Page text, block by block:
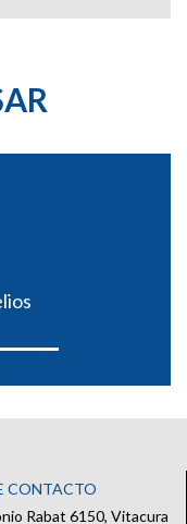
CONTACTO
Rabat 6150, Vitacura